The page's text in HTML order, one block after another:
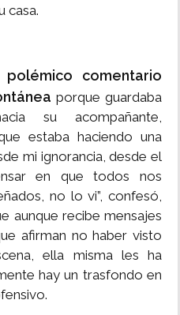
casa.
polémico comentario
porque guardaba
su acompañante,
estaba haciendo una
mi ignorancia, desde el
en que todos nos
no lo vi”, confesó,
aunque recibe mensajes
afirman no haber visto
ella misma les ha
hay un trasfondo en